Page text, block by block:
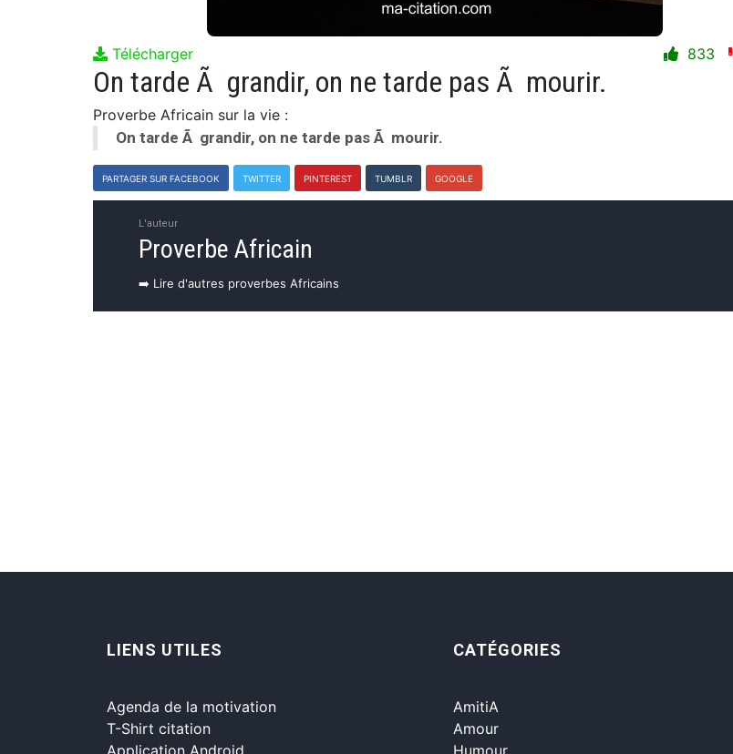
Télécharger 833
On tarde Ã grandir, on ne tarde pas Ã mourir.
Proverbe Africain sur la vie :
On tarde Ã grandir, on ne tarde pas Ã mourir.
PARTAGER SUR FACEBOOK TWITTER PINTEREST TUMBLR GOOGLE
L'auteur
Proverbe Africain
➡️ Lire d'autres proverbes Africains
LIENS UTILES
Agenda de la motivation
T-Shirt citation
Application Android
CATÉGORIES
AmitiA
Amour
Humour